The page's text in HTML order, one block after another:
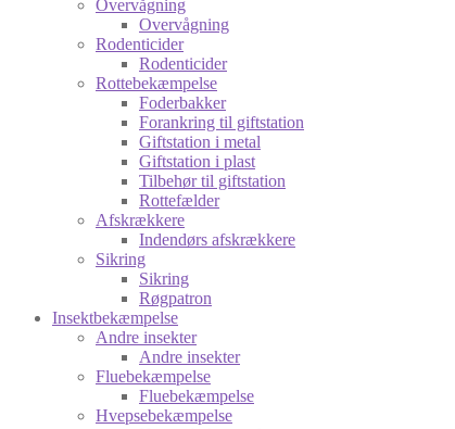
Overvågning
Overvågning
Rodenticider
Rodenticider
Rottebekæmpelse
Foderbakker
Forankring til giftstation
Giftstation i metal
Giftstation i plast
Tilbehør til giftstation
Rottefælder
Afskrækkere
Indendørs afskrækkere
Sikring
Sikring
Røgpatron
Insektbekæmpelse
Andre insekter
Andre insekter
Fluebekæmpelse
Fluebekæmpelse
Hvepsebekæmpelse